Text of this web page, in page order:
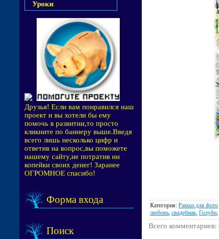
Уроки
Друзья! Если вам понравился наш
проект и вы хотели бы ему
помочь в развитии,то просто
кликните по баннеру выше.Введя
всего лишь несколько цифр и
ответив на вопрос,вы поможете
нашему сайту,не потратив ни
копейки своих денег! Заранее
ОГРОМНОЕ спасибо!
Форма входа
Поиск
Категория: Рамки для фото
любовь свадебная Голуби
Всего комментариев: